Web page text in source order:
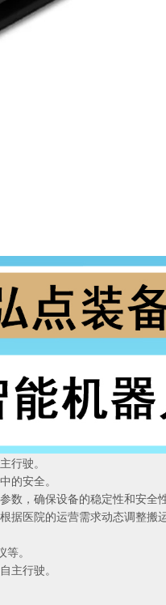
行驶。
安全。
，确保设备的稳定性和安全性
医院的运营需求动态调整搬
。
行驶。